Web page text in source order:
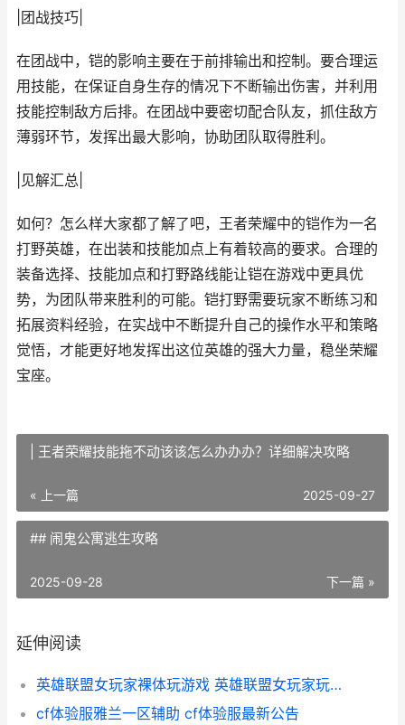
|团战技巧|
在团战中，铠的影响主要在于前排输出和控制。要合理运
用技能，在保证自身生存的情况下不断输出伤害，并利用
技能控制敌方后排。在团战中要密切配合队友，抓住敌方
薄弱环节，发挥出最大影响，协助团队取得胜利。
|见解汇总|
如何？怎么样大家都了解了吧，王者荣耀中的铠作为一名
打野英雄，在出装和技能加点上有着较高的要求。合理的
装备选择、技能加点和打野路线能让铠在游戏中更具优
势，为团队带来胜利的可能。铠打野需要玩家不断练习和
拓展资料经验，在实战中不断提升自己的操作水平和策略
觉悟，才能更好地发挥出这位英雄的强大力量，稳坐荣耀
宝座。
| 王者荣耀技能拖不动该该怎么办办办？详细解决攻略
« 上一篇 2025-09-27
## 闹鬼公寓逃生攻略
下一篇 »
2025-09-28
延伸阅读
英雄联盟女玩家裸体玩游戏 英雄联盟女玩家玩的最多的英雄
cf体验服雅兰一区辅助 cf体验服最新公告